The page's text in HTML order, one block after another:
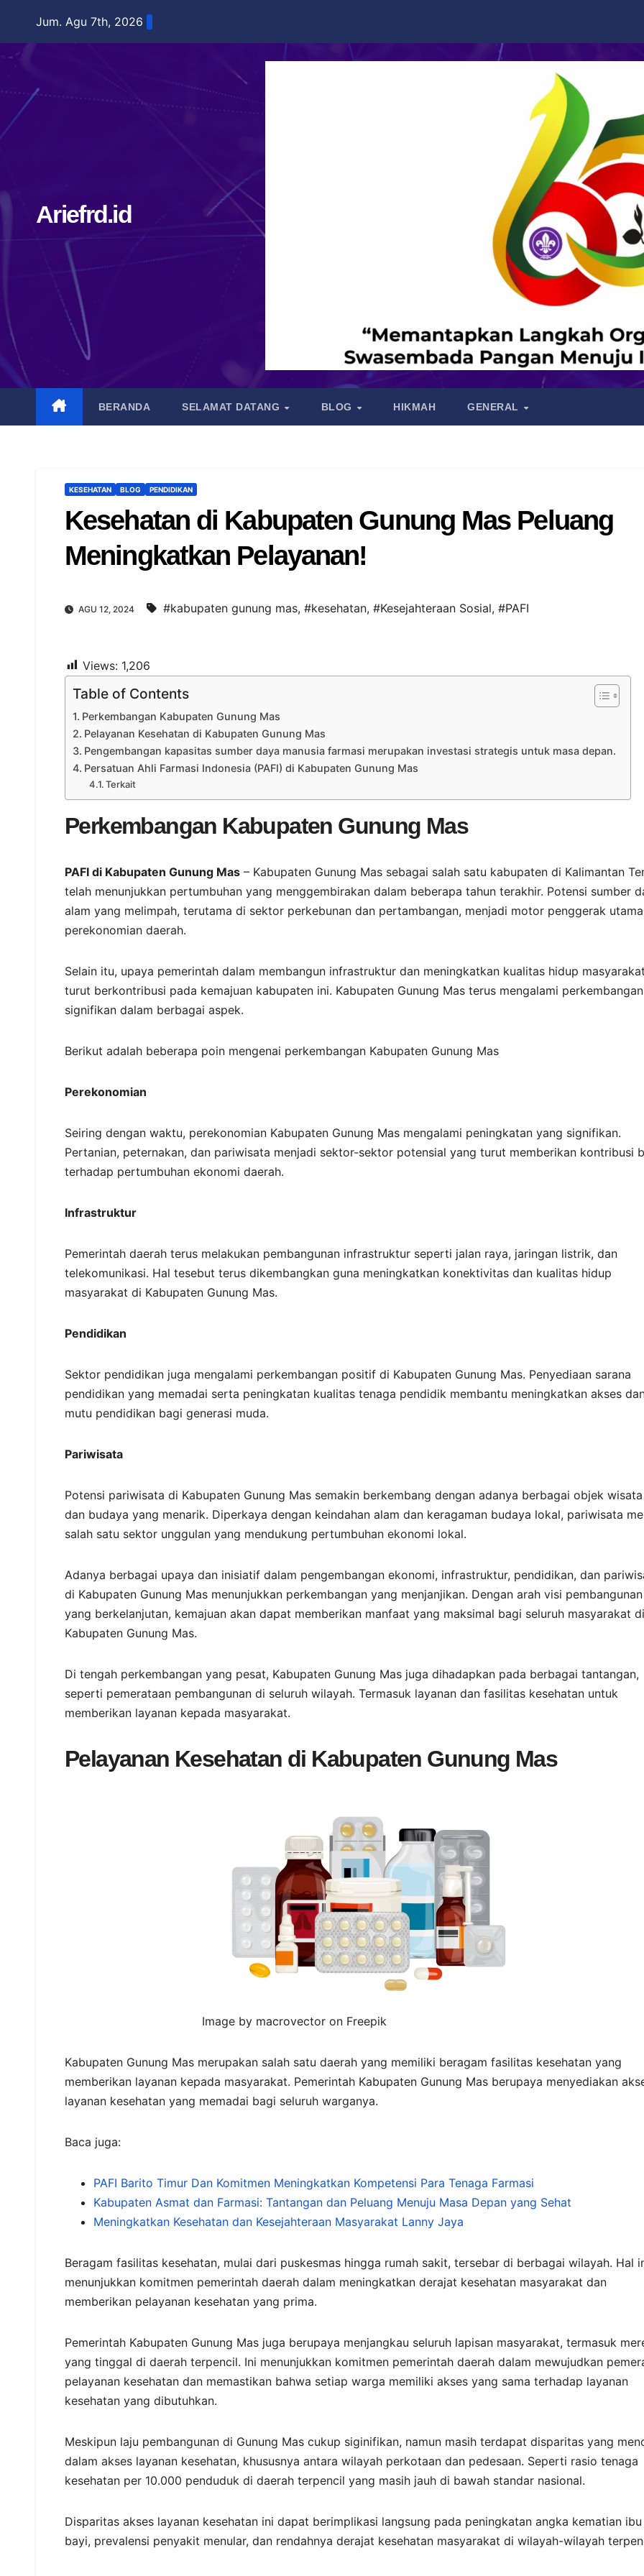
content
Jum. Agu 7th, 2026
Ariefrd.id
BERANDA SELAMAT DATANG BLOG HIKMAH GENERAL
KESEHATAN BLOG PENDIDIKAN
Kesehatan di Kabupaten Gunung Mas Peluang
Meningkatkan Pelayanan!
AGU 12, 2024 #kabupaten gunung mas, #kesehatan, #Kesejahteraan Sosial, #PAFI
Views: 1,206
Table of Contents
Perkembangan Kabupaten Gunung Mas
Pelayanan Kesehatan di Kabupaten Gunung Mas
Pengembangan kapasitas sumber daya manusia farmasi merupakan investasi strategis untuk masa depan.
Persatuan Ahli Farmasi Indonesia (PAFI) di Kabupaten Gunung Mas
Terkait
Perkembangan Kabupaten Gunung Mas
PAFI di Kabupaten Gunung Mas – Kabupaten Gunung Mas sebagai salah satu kabupaten di Kalimantan
telah menunjukkan pertumbuhan yang menggembirakan dalam beberapa tahun terakhir. Potensi sumber
alam yang melimpah, terutama di sektor perkebunan dan pertambangan, menjadi motor penggerak utama
perekonomian daerah.
Selain itu, upaya pemerintah dalam membangun infrastruktur dan meningkatkan kualitas hidup
turut berkontribusi pada kemajuan kabupaten ini. Kabupaten Gunung Mas terus mengalami perkembangan
signifikan dalam berbagai aspek.
Berikut adalah beberapa poin mengenai perkembangan Kabupaten Gunung Mas
Perekonomian
Seiring dengan waktu, perekonomian Kabupaten Gunung Mas mengalami peningkatan yang signifikan.
Pertanian, peternakan, dan pariwisata menjadi sektor-sektor potensial yang turut memberikan kontribusi
terhadap pertumbuhan ekonomi daerah.
Infrastruktur
Pemerintah daerah terus melakukan pembangunan infrastruktur seperti jalan raya, jaringan listrik, dan
telekomunikasi. Hal tesebut terus dikembangkan guna meningkatkan konektivitas dan kualitas hidup
masyarakat di Kabupaten Gunung Mas.
Pendidikan
Sektor pendidikan juga mengalami perkembangan positif di Kabupaten Gunung Mas. Penyediaan sarana
pendidikan yang memadai serta peningkatan kualitas tenaga pendidik membantu meningkatkan akses
mutu pendidikan bagi generasi muda.
Pariwisata
Potensi pariwisata di Kabupaten Gunung Mas semakin berkembang dengan adanya berbagai objek
dan budaya yang menarik. Diperkaya dengan keindahan alam dan keragaman budaya lokal, pariwisata
salah satu sektor unggulan yang mendukung pertumbuhan ekonomi lokal.
Adanya berbagai upaya dan inisiatif dalam pengembangan ekonomi, infrastruktur, pendidikan, dan
di Kabupaten Gunung Mas menunjukkan perkembangan yang menjanjikan. Dengan arah visi pembangunan
yang berkelanjutan, kemajuan akan dapat memberikan manfaat yang maksimal bagi seluruh masyarakat di
Kabupaten Gunung Mas.
Di tengah perkembangan yang pesat, Kabupaten Gunung Mas juga dihadapkan pada berbagai tantangan,
seperti pemerataan pembangunan di seluruh wilayah. Termasuk layanan dan fasilitas kesehatan untuk
memberikan layanan kepada masyarakat.
Pelayanan Kesehatan di Kabupaten Gunung Mas
Image by macrovector on Freepik
Kabupaten Gunung Mas merupakan salah satu daerah yang memiliki beragam fasilitas kesehatan yang
memberikan layanan kepada masyarakat. Pemerintah Kabupaten Gunung Mas berupaya menyediakan
layanan kesehatan yang memadai bagi seluruh warganya.
Baca juga:
PAFI Barito Timur Dan Komitmen Meningkatkan Kompetensi Para Tenaga Farmasi
Kabupaten Asmat dan Farmasi: Tantangan dan Peluang Menuju Masa Depan yang Sehat
Meningkatkan Kesehatan dan Kesejahteraan Masyarakat Lanny Jaya
Beragam fasilitas kesehatan, mulai dari puskesmas hingga rumah sakit, tersebar di berbagai wilayah. Hal
menunjukkan komitmen pemerintah daerah dalam meningkatkan derajat kesehatan masyarakat dan
memberikan pelayanan kesehatan yang prima.
Pemerintah Kabupaten Gunung Mas juga berupaya menjangkau seluruh lapisan masyarakat, termasuk
yang tinggal di daerah terpencil. Ini menunjukkan komitmen pemerintah daerah dalam mewujudkan
pelayanan kesehatan dan memastikan bahwa setiap warga memiliki akses yang sama terhadap layanan
kesehatan yang dibutuhkan.
Meskipun laju pembangunan di Gunung Mas cukup siginifikan, namun masih terdapat disparitas yang
dalam akses layanan kesehatan, khususnya antara wilayah perkotaan dan pedesaan. Seperti rasio tenaga
kesehatan per 10.000 penduduk di daerah terpencil yang masih jauh di bawah standar nasional.
Disparitas akses layanan kesehatan ini dapat berimplikasi langsung pada peningkatan angka kematian
bayi, prevalensi penyakit menular, dan rendahnya derajat kesehatan masyarakat di wilayah-wilayah